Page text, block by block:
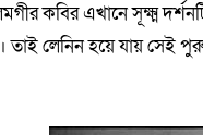
কবির এখানে সূক্ষ্ম
লেনিন হয়ে যায় সেই